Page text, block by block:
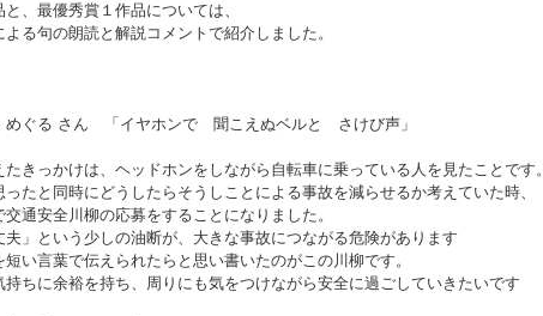
、最優秀賞１作品については、
る句の朗読と解説コメントで紹介しました。
めぐる さん 「イヤホンで 聞こえぬベルと さけび声」
たきっかけは、ヘッドホンをしながら自転車に乗っている人を見たことです。
たと同時にどうしたらそうしことによる事故を減らせるか考えていた時、
交通安全川柳の応募をすることになりました。
夫」という少しの油断が、大きな事故につながる危険があります
短い言葉で伝えられたらと思い書いたのがこの川柳です。
持ちに余裕を持ち、周りにも気をつけながら安全に過ごしていきたいです